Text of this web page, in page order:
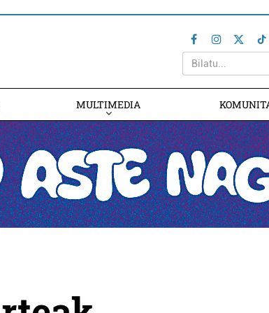
MULTIMEDIA